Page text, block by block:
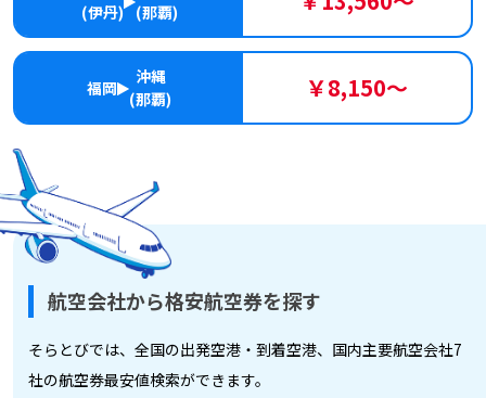
(伊丹)
(那覇)
福岡
沖縄
(那覇)
￥8,150～
航空会社から格安航空券を探す
そらとびでは、全国の出発空港・到着空港、国内主要航空会社7
社の航空券最安値検索ができます。